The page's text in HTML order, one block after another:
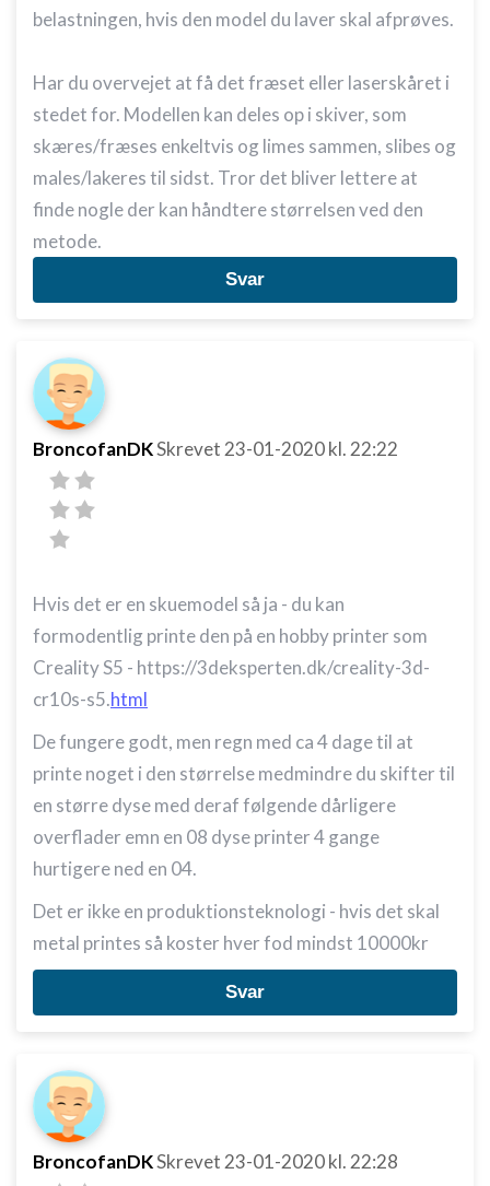
belastningen, hvis den model du laver skal afprøves.
Har du overvejet at få det fræset eller laserskåret i
stedet for. Modellen kan deles op i skiver, som
skæres/fræses enkeltvis og limes sammen, slibes og
males/lakeres til sidst. Tror det bliver lettere at
finde nogle der kan håndtere størrelsen ved den
metode.
Svar
BroncofanDKSkrevet 23-01-2020kl. 22:22
Hvis det er en skuemodel så ja - du kan
formodentlig printe den på en hobby printer som
Creality S5 - https://3deksperten.dk/creality-3d-
cr10s-s5.html
De fungere godt, men regn med ca 4 dage til at
printe noget i den størrelse medmindre du skifter til
en større dyse med deraf følgende dårligere
overflader emn en 08 dyse printer 4 gange
hurtigere ned en 04.
Det er ikke en produktionsteknologi - hvis det skal
metal printes så koster hver fod mindst 10000kr
Svar
BroncofanDKSkrevet 23-01-2020kl. 22:28